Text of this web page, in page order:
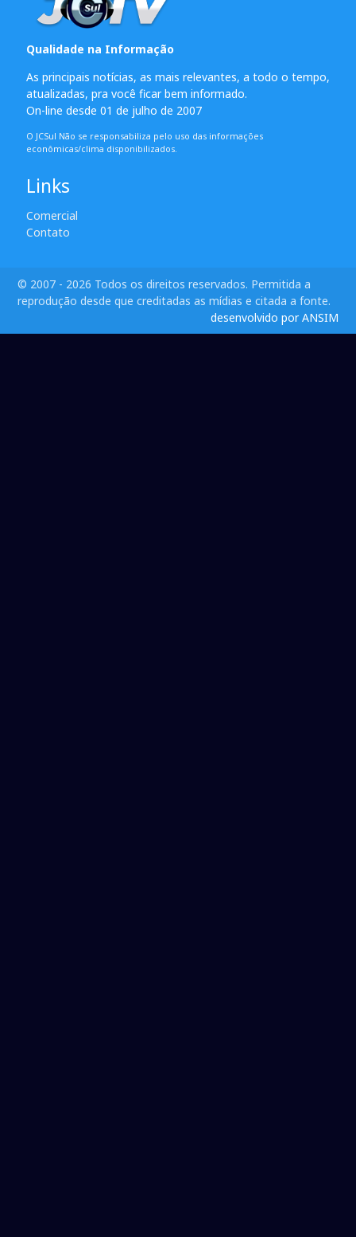
Qualidade na Informação
As principais notícias, as mais relevantes, a todo o tempo,
atualizadas, pra você ficar bem informado.
On-line desde 01 de julho de 2007
O JCSul Não se responsabiliza pelo uso das informações
econômicas/clima disponibilizados.
Links
Comercial
Contato
© 2007 - 2026 Todos os direitos reservados. Permitida a
reprodução desde que creditadas as mídias e citada a fonte.
desenvolvido por ANSIM